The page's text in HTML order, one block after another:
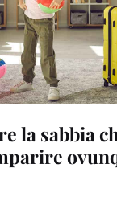
la sabbia